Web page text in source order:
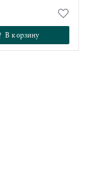
В корзину
В корзину